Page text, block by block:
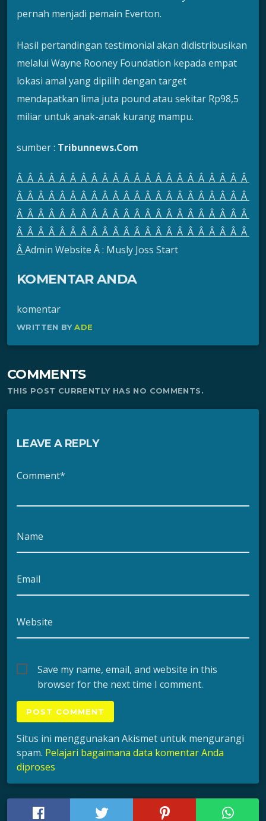
pernah menjadi pemain Everton.
Hasil pertandingan testimonial akan didistribusikan
melalui Wayne Rooney Foundation kepada empat
lokasi amal yang dipilih dengan target
mendapatkan lima juta pound atau sekitar Rp98,5
miliar untuk anak-anak kurang mampu.
sumber : Tribunnews.Com
Â Â Â Â Â Â Â Â Â Â Â Â Â Â Â Â Â Â Â Â Â Â
Â Â Â Â Â Â Â Â Â Â Â Â Â Â Â Â Â Â Â Â Â Â
Â Â Â Â Â Â Â Â Â Â Â Â Â Â Â Â Â Â Â Â Â Â
Â Â Â Â Â Â Â Â Â Â Â Â Â Â Â Â Â Â Â Â Â Â
ÂAdmin Website Â : Musly Joss Start
KOMENTAR ANDA
komentar
WRITTEN BYADE
COMMENTS
THIS POST CURRENTLY HAS NO COMMENTS.
LEAVE A REPLY
Comment*
Name
Email
Website
Save my name, email, and website in this
browser for the next time I comment.
Situs ini menggunakan Akismet untuk mengurangi
spam. Pelajari bagaimana data komentar Anda
diproses